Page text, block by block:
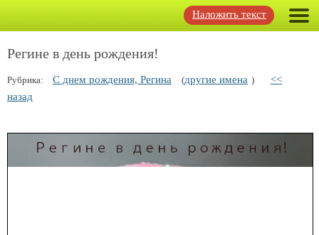
Наложить текст
Регине в день рождения!
Рубрика: С днем рождения, Регина (другие имена )
<<
назад